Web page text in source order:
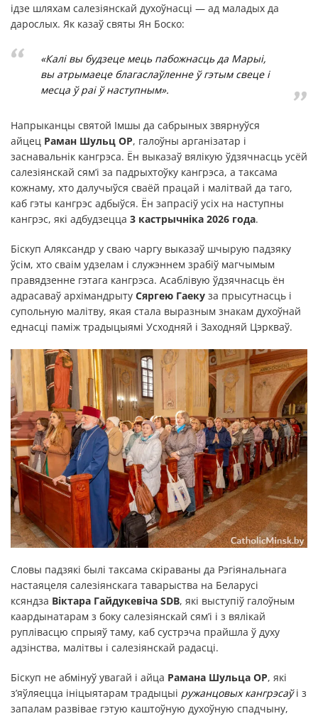
ідзе шляхам салезіянскай духоўнасці — ад маладых да
дарослых. Як казаў святы Ян Боско:
«Калі вы будзеце мець пабожнасць да Марыі,
вы атрымаеце благаслаўленне ў гэтым свеце і
месца ў раі ў наступным».
Напрыканцы святой Імшы да сабрыных звярнуўся
айцец Раман Шульц OP, галоўны арганізатар і
заснавальнік кангрэса. Ён выказаў вялікую ўдзячнасць усёй
салезіянскай сям’і за падрыхтоўку кангрэса, а таксама
кожнаму, хто далучыўся сваёй працай і малітвай да таго,
каб гэты кангрэс адбыўся. Ён запрасіў усіх на наступны
кангрэс, які адбудзецца 3 кастрычніка 2026 года.
Біскуп Аляксандр у сваю чаргу выказаў шчырую падзяку
ўсім, хто сваім удзелам і служэннем зрабіў магчымым
правядзенне гэтага кангрэса. Асаблівую ўдзячнасць ён
адрасаваў архімандрыту Сяргею Гаеку за прысутнасць і
супольную малітву, якая стала выразным знакам духоўнай
еднасці паміж традыцыямі Усходняй і Заходняй Цэркваў.
Словы падзякі былі таксама скіраваны да Рэгіянальнага
настаяцеля салезіянскага таварыства на Беларусі
ксяндза Віктара Гайдукевіча SDB, які выступіў галоўным
каардынатарам з боку салезіянскай сям’і і з вялікай
руплівасцю спрыяў таму, каб сустрэча прайшла ў духу
адзінства, малітвы і салезіянскай радасці.
Біскуп не абмінуў увагай і айца Рамана Шульца ОР, які
з’яўляецца ініцыятарам традыцыі ружанцовых кангрэсаўі з
запалам развівае гэтую каштоўную духоўную спадчыну,